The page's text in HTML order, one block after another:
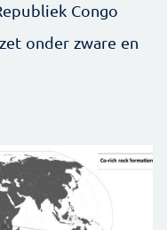
Congo
onder zware en